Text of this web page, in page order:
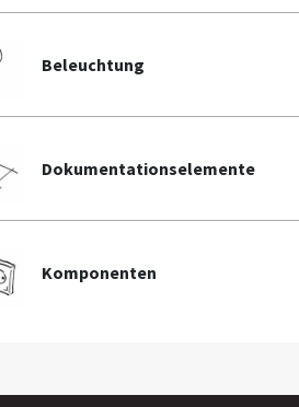
Beleuchtung
Dokumentationselemente
Komponenten